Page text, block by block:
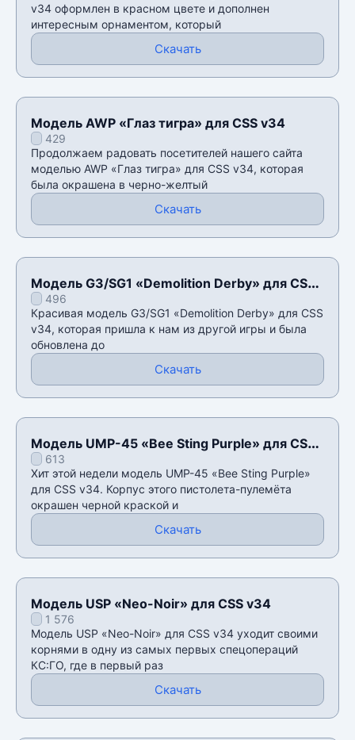
v34 оформлен в красном цвете и дополнен
интересным орнаментом, который
Скачать
Модель AWP «Глаз тигра» для CSS v34
429
Продолжаем радовать посетителей нашего сайта
моделью AWP «Глаз тигра» для CSS v34, которая
была окрашена в черно-желтый
Скачать
Модель G3/SG1 «Demolition Derby» для CSS
v34496
Красивая модель G3/SG1 «Demolition Derby» для CSS
v34, которая пришла к нам из другой игры и была
обновлена до
Скачать
Модель UMP-45 «Bee Sting Purple» для CSS
v34613
Хит этой недели модель UMP-45 «Bee Sting Purple»
для CSS v34. Корпус этого пистолета-пулемёта
окрашен черной краской и
Скачать
Модель USP «Neo-Noir» для CSS v34
1 576
Модель USP «Neo-Noir» для CSS v34 уходит своими
корнями в одну из самых первых спецопераций
КС:ГО, где в первый раз
Скачать